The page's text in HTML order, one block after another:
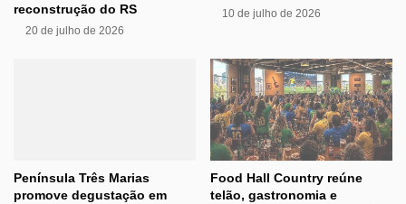
reconstrução do RS
20 de julho de 2026
10 de julho de 2026
Península Três Marias
promove degustação em
Food Hall Country reúne
telão, gastronomia e